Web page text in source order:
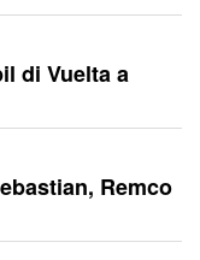
di Vuelta a
Remco